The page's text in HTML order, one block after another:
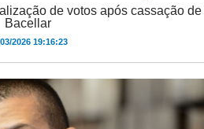
de votos após cassação de
Bacellar
2026 19:16:23